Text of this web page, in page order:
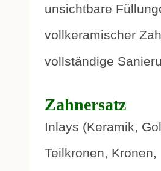
unsichtbare
vollkeramischer
vollständige
Zahnersatz
Inlays (Keramik,
Teilkronen, Kronen,